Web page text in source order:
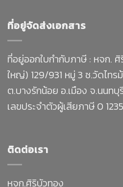
ที่อยู่จัดส่งเอกสาร
ที่อยู่ออกใบกำกับภาษี : หจก.
ใหญ่) 129/931 หมู่ 3 ซ.วัดไทร
ต.บางรักน้อย อ.เมือง จ.นนทบุ
เลขประจำตัวผู้เสียภาษี 0
ติดต่อเรา
หจก.ศิริบัวทอง